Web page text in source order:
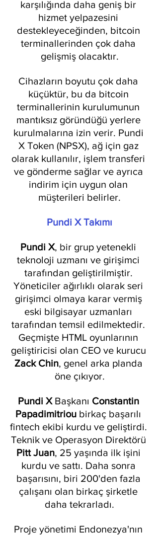
karşılığında daha geniş bir
hizmet yelpazesini
destekleyeceğinden, bitcoin
terminallerinden çok daha
gelişmiş olacaktır.
Cihazların boyutu çok daha
küçüktür, bu da bitcoin
terminallerinin kurulumunun
mantıksız göründüğü yerlere
kurulmalarına izin verir. Pundi
X Token (NPSX), ağ için gaz
olarak kullanılır, işlem transferi
ve gönderme sağlar ve ayrıca
indirim için uygun olan
müşterileri belirler.
Pundi X Takımı
Pundi X, bir grup yetenekli
teknoloji uzmanı ve girişimci
tarafından geliştirilmiştir.
Yöneticiler ağırlıklı olarak seri
girişimci olmaya karar vermiş
eski bilgisayar uzmanları
tarafından temsil edilmektedir.
Geçmişte HTML oyunlarının
geliştiricisi olan CEO ve kurucu
Zack Chin, genel arka planda
öne çıkıyor.
Pundi X Başkanı Constantin
Papadimitriou birkaç başarılı
fintech ekibi kurdu ve geliştirdi.
Teknik ve Operasyon Direktörü
Pitt Juan, 25 yaşında ilk işini
kurdu ve sattı. Daha sonra
başarısını, biri 200'den fazla
çalışanı olan birkaç şirketle
daha tekrarladı.
Proje yönetimi Endonezya'nın